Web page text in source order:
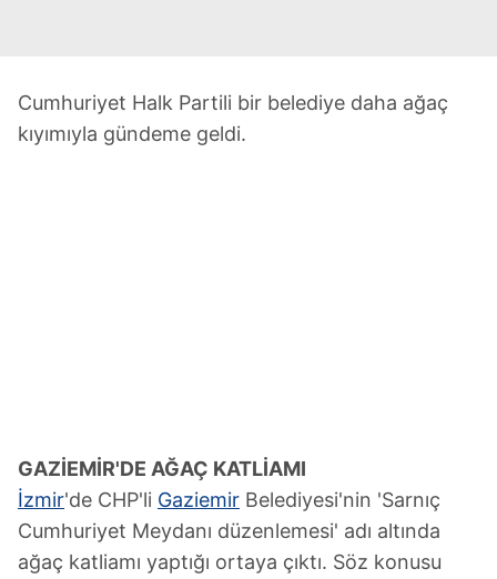
Cumhuriyet Halk Partili bir belediye daha ağaç
kıyımıyla gündeme geldi.
GAZİEMİR'DE AĞAÇ KATLİAMI
İzmir'de CHP'li Gaziemir Belediyesi'nin 'Sarnıç
Cumhuriyet Meydanı düzenlemesi' adı altında
ağaç katliamı yaptığı ortaya çıktı. Söz konusu